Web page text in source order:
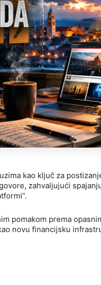
kao ključ za
zahvaljujući
pomakom prema
novu financijsku